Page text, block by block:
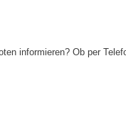
informieren? Ob per